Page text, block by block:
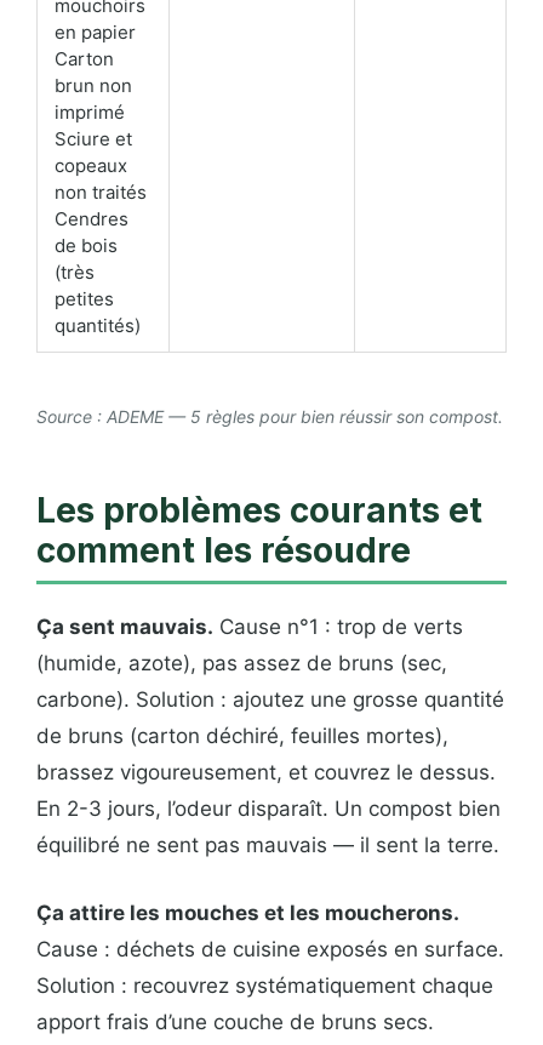
mouchoirs
en papier
Carton
brun non
imprimé
Sciure et
copeaux
non traités
Cendres
de bois
(très
petites
quantités)
Source : ADEME — 5 règles pour bien réussir son compost.
Les problèmes courants et
comment les résoudre
Ça sent mauvais. Cause n°1 : trop de verts
(humide, azote), pas assez de bruns (sec,
carbone). Solution : ajoutez une grosse quantité
de bruns (carton déchiré, feuilles mortes),
brassez vigoureusement, et couvrez le dessus.
En 2-3 jours, l’odeur disparaît. Un compost bien
équilibré ne sent pas mauvais — il sent la terre.
Ça attire les mouches et les moucherons.
Cause : déchets de cuisine exposés en surface.
Solution : recouvrez systématiquement chaque
apport frais d’une couche de bruns secs.